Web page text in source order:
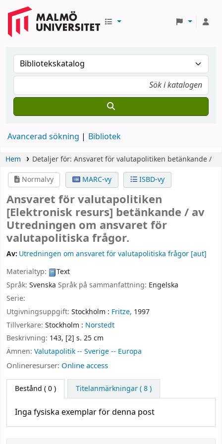
Avancerad sökning Bibliotek
Hem Detaljer för: Ansvaret för valutapolitiken betänkande /
Normalvy
MARC-vy ISBD-vy
Ansvaret för valutapolitiken
[Elektronisk resurs] betänkande / av
Utredningen om ansvaret för
valutapolitiska frågor.
Av: Utredningen om ansvaret för valutapolitiska frågor [aut]
Materialtyp:
Text
Språk: Svenska Språk på sammanfattning: Engelska
Serie:
Utgivningsuppgift: Stockholm : Fritze, 1997
Tillverkare: Stockholm : Norstedt
Beskrivning: 143, [2] s. 25 cm
Ämnen: Valutapolitik -- Sverige -- Europa
Onlineresurser: Online access
Bestånd ( 0 ) Titelanmärkningar ( 8 )
Inga fysiska exemplar för denna post